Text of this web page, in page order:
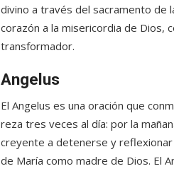
divino a través del sacramento de
corazón a la misericordia de Dios,
transformador.
Angelus
El Angelus es una oración que
reza tres veces al día: por la
creyente a detenerse y
de María como madre de Dios. El